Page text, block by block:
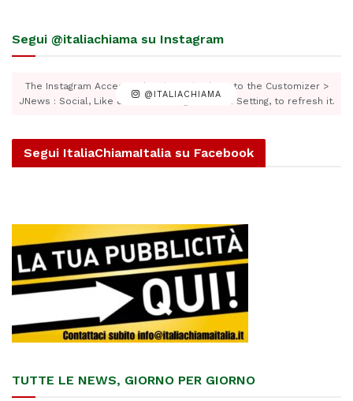
Segui @italiachiama su Instagram
@ITALIACHIAMA
The Instagram Access Token is expired, Go to the Customizer >
JNews : Social, Like & View > Instagram Feed Setting, to refresh it.
Segui ItaliaChiamaItalia su Facebook
TUTTE LE NEWS, GIORNO PER GIORNO